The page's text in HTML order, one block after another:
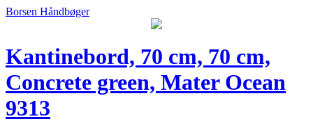
Borsen Håndbøger
Kantinebord, 70 cm, 70 cm,
Concrete green, Mater Ocean
9313